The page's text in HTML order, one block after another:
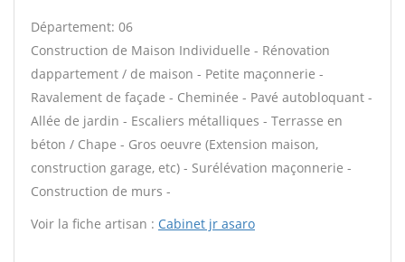
Département: 06
Construction de Maison Individuelle - Rénovation
dappartement / de maison - Petite maçonnerie -
Ravalement de façade - Cheminée - Pavé autobloquant -
Allée de jardin - Escaliers métalliques - Terrasse en
béton / Chape - Gros oeuvre (Extension maison,
construction garage, etc) - Surélévation maçonnerie -
Construction de murs -
Voir la fiche artisan : Cabinet jr asaro